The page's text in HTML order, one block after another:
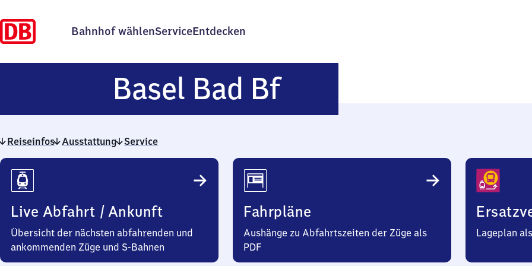
Bahnhof wählenServiceEntdecken
Basel Bad BfBasel
Ba​
d
Reiseinfos Ausstattung Service
Reiseinfos
Live Abfahrt / Ankunft
Übersicht der nächsten abfahrenden und
ankommenden Züge und S-Bahnen
Fahrpläne
Aushänge zu Abfahrtszeiten der Züge als
PDF
Lageplan